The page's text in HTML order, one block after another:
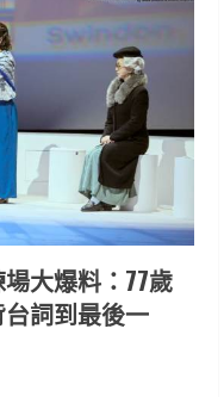
大爆料：77歲
詞到最後一